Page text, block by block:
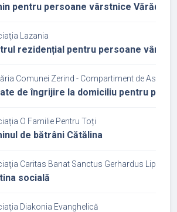
pentru persoane vârstnice Vărădia
Lazania
rezidențial pentru persoane
Comunei Zerind - Compartiment de
de îngrijire la domiciliu pentru
O Familie Pentru Toți
de bătrâni Cătălina
Caritas Banat Sanctus Gerhardus Lipova
socială
Diakonia Evanghelică